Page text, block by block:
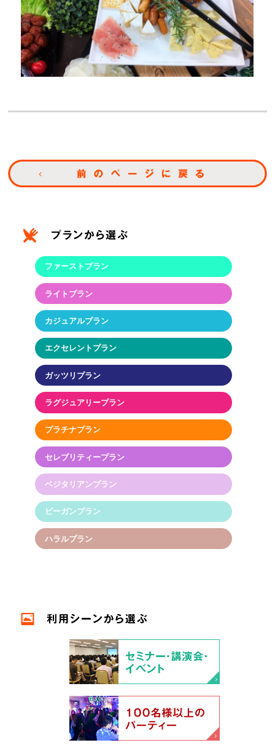
ファーストプラン
ライトプラン
カジュアルプラン
エクセレントプラン
ガッツリプラン
ラグジュアリープラン
プラチナプラン
セレブリティープラン
ベジタリアンプラン
ビーガンプラン
ハラルプラン